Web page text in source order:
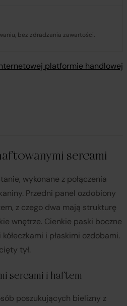
bez zdradzania zawartości.
platformie handlowej
sercami
wykonane z połączenia
Przedni panel ozdobiony
z czego dwa mają strukturę
wnętrze. Cienkie paski boczne
i płaskimi ozdobami.
tył.
sercami i haftem
poszukujących bielizny z